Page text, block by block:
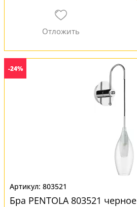
-24%
803521
Бра PENTOLA 803521 черное